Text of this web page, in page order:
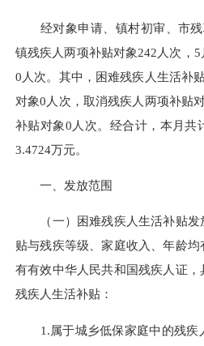
经对象申请、镇村初审、市残
镇残疾人两项补贴对象242人次，
0人次。其中，困难残疾人生活补
对象0人次，取消残疾人两项补贴
补贴对象0人次。经合计，本月共
3.4724万元。
一、发放范围
（一）困难残疾人生活补贴发
贴与残疾等级 、家庭收入、年龄
有有效中华人民共和国残疾人证
残疾人生活补贴：
1.属于城乡低保家庭中的残疾